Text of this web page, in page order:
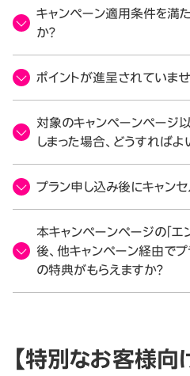
キャンペーン適用条件を満
か？
ポイントが進呈されていませ
対象のキャンペーンページ
しまった場合、どうすればよ
プラン申し込み後にキャンセ
本キャンペーンページの「エ
後、他キャンペーン経由で
の特典がもらえますか？
【特別なお客様